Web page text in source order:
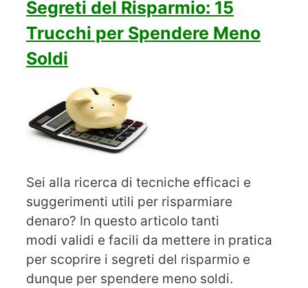
Segreti del Risparmio: 15
Trucchi per Spendere Meno
Soldi
Sei alla ricerca di tecniche efficaci e
suggerimenti utili per risparmiare
denaro? In questo articolo tanti
modi validi e facili da mettere in pratica
per scoprire i segreti del risparmio e
dunque per spendere meno soldi.